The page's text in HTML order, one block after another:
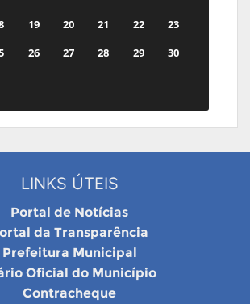
19 20 21 22
23
26 27 28 29
30
LINKS ÚTEIS
Portal de Notícias
da Transparência
Prefeitura Municipal
Oficial do Município
Contracheque